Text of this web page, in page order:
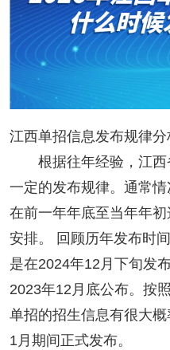
江西单招信息发布规律分
根据往年经验，江西
一定的发布规律。通常
在前一年年底至当年年
安排。 回顾历年发布时
是在2024年12月下旬发
2023年12月底公布。按
单招的招生信息有很大
1月期间正式发布。